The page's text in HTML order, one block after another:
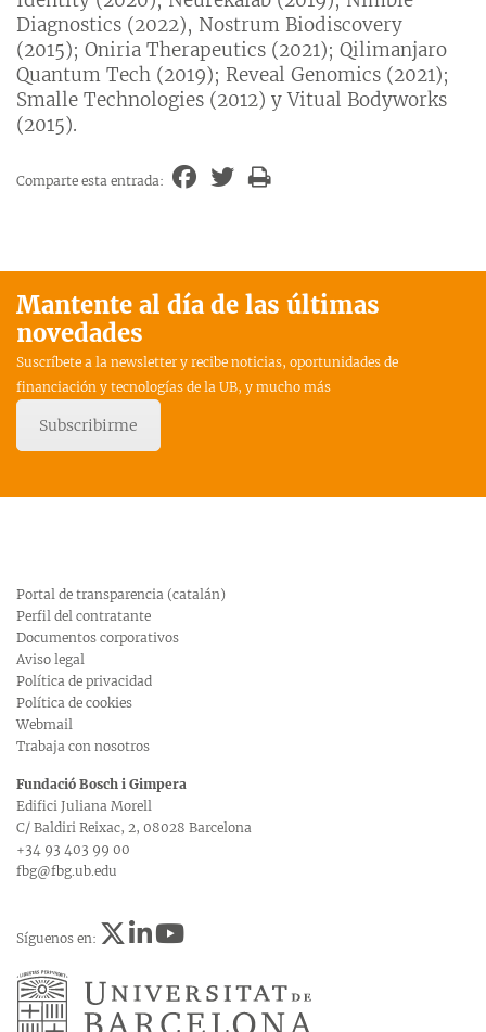
Diagnostics (2022), Nostrum Biodiscovery
(2015); Oniria Therapeutics (2021); Qilimanjaro
Quantum Tech (2019); Reveal Genomics (2021);
Smalle Technologies (2012) y Vitual Bodyworks
(2015).
Comparte esta entrada:
Mantente al día de las últimas
novedades
Suscríbete a la newsletter y recibe noticias, oportunidades de
financiación y tecnologías de la UB, y mucho más
Subscribirme
Portal de transparencia (catalán)
Perfil del contratante
Documentos corporativos
Aviso legal
Política de privacidad
Política de cookies
Webmail
Trabaja con nosotros
Fundació Bosch i Gimpera
Edifici Juliana Morell
C/ Baldiri Reixac, 2, 08028 Barcelona
+34 93 403 99 00
fbg@fbg.ub.edu
Síguenos en: